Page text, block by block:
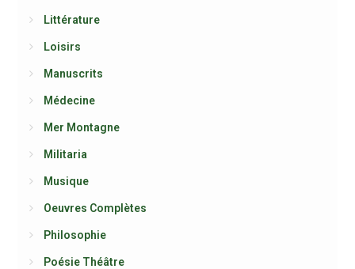
Littérature
Loisirs
Manuscrits
Médecine
Mer Montagne
Militaria
Musique
Oeuvres Complètes
Philosophie
Poésie Théâtre